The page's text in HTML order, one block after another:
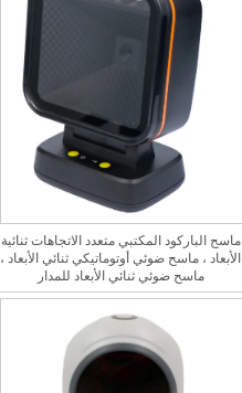
ماسح الباركود المكتبي متعدد الاتجاهات ثنائية
الأبعاد ، ماسح ضوئي أوتوماتيكي ثنائي الأبعاد ،
ماسح ضوئي ثنائي الأبعاد للمدار